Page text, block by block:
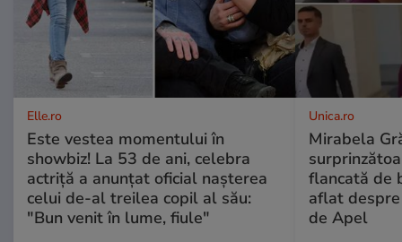
Elle.ro
Este vestea momentului în
showbiz! La 53 de ani, celebra
actriță a anunțat oficial nașterea
celui de-al treilea copil al său:
"Bun venit în lume, fiule"
Unica.ro
Mirabela
flancată de
aflat
de Apel